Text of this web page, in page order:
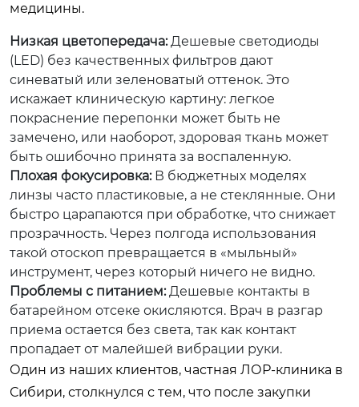
медицины.
Низкая цветопередача:Дешевые светодиоды
(LED) без качественных фильтров дают
синеватый или зеленоватый оттенок. Это
искажает клиническую картину: легкое
покраснение перепонки может быть не
замечено, или наоборот, здоровая ткань может
быть ошибочно принята за воспаленную.
Плохая фокусировка:В бюджетных моделях
линзы часто пластиковые, а не стеклянные. Они
быстро царапаются при обработке, что снижает
прозрачность. Через полгода использования
такой отоскоп превращается в «мыльный»
инструмент, через который ничего не видно.
Проблемы с питанием:Дешевые контакты в
батарейном отсеке окисляются. Врач в разгар
приема остается без света, так как контакт
пропадает от малейшей вибрации руки.
Один из наших клиентов, частная ЛОР-клиника в
Сибири, столкнулся с тем, что после закупки